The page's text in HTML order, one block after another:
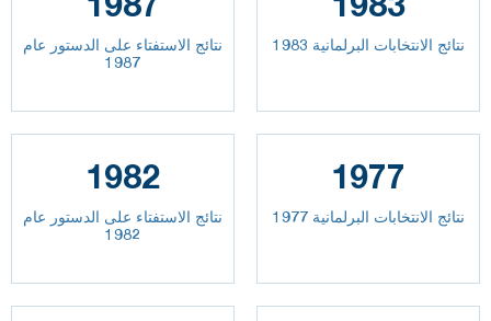
نتائج الاستفتاء على الدستور عام
1987
نتائج الانتخابات البرلمانية 1983
1982
نتائج الاستفتاء على الدستور عام
1982
1977
نتائج الانتخابات البرلمانية 1977